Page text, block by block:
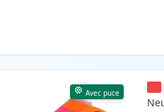
Avec puce